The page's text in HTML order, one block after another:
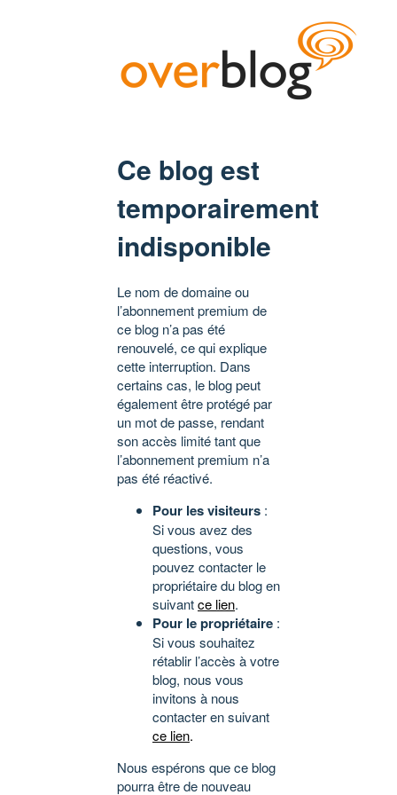
Ce blog est
temporairement
indisponible
Le nom de domaine ou
l’abonnement premium de
ce blog n’a pas été
renouvelé, ce qui explique
cette interruption. Dans
certains cas, le blog peut
également être protégé par
un mot de passe, rendant
son accès limité tant que
l’abonnement premium n’a
pas été réactivé.
Pour les visiteurs :
Si vous avez des
questions, vous
pouvez contacter le
propriétaire du blog en
suivantce lien.
Pour le propriétaire :
Si vous souhaitez
rétablir l’accès à votre
blog, nous vous
invitons à nous
contacter en suivant
ce lien.
Nous espérons que ce blog
pourra être de nouveau